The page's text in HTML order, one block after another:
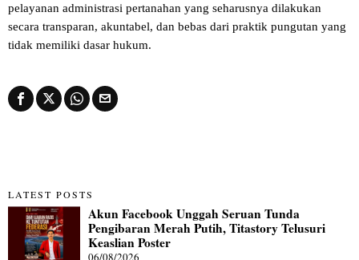
pelayanan administrasi pertanahan yang seharusnya dilakukan
secara transparan, akuntabel, dan bebas dari praktik pungutan yang
tidak memiliki dasar hukum.
LATEST POSTS
Akun Facebook Unggah Seruan Tunda
Pengibaran Merah Putih, Titastory Telusuri
Keaslian Poster
06/08/2026